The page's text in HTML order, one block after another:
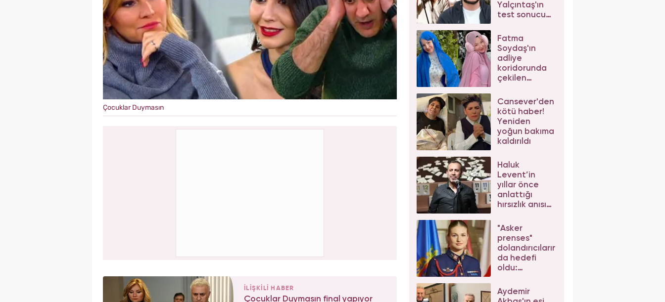
Çocuklar Duymasın
İLİŞKİLİ HABER
Çocuklar Duymasın final yapıyor
Yalçıntaş'ın
test sonucu
Fatma
Soydaş'ın
adliye
koridorunda
çekilen
makyajsız hali
ortaya çıktı!
Cansever'den
kötü haber!
Yeniden
yoğun bakıma
kaldırıldı
Haluk
Levent’in
yıllar önce
anlattığı
hırsızlık anısı
gündem oldu!
"Asker
prenses"
dolandırıcıların
da hedefi
oldu:
mesajlar kafa
karıştırdı
Aydemir